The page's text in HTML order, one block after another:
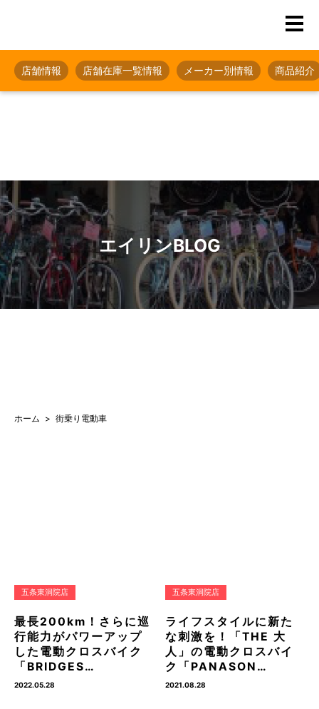
店舗情報 店舗在庫一覧情報 メーカー別情報 商品紹介
エイリンBLOG
ホーム 街乗り電動車
五条東洞院店
最長200km！さらに巡
行能力がパワーアップ
した電動クロスバイク
「BRIDGES…
2022.05.28
五条東洞院店
ライフスタイルに新た
な刺激を！「THE 大
人」の電動クロスバイ
ク「PANASON…
2021.08.28